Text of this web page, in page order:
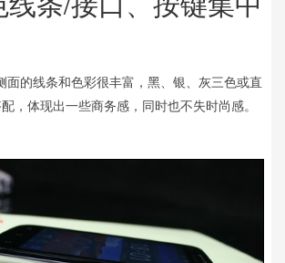
面的线条和色彩很丰富，黑、银、灰三色或直
，体现出一些商务感，同时也不失时尚感。